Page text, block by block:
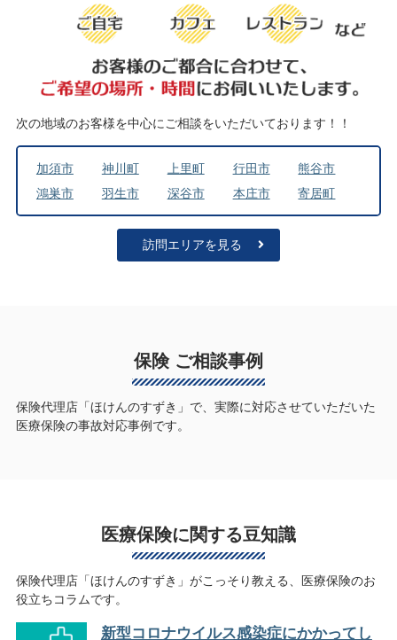
次の地域のお客様を中心にご相談をいただいております！！
加須市 神川町 上里町 行田市
熊谷市
鴻巣市
羽生市 深谷市 本庄市 寄居町
訪問エリアを見る
保険 ご相談事例
保険代理店「ほけんのすずき」で、実際に対応させていただいた
医療保険の事故対応事例です。
医療保険に関する豆知識
保険代理店「ほけんのすずき」がこっそり教える、医療保険のお
役立ちコラムです。
新型コロナウイルス感染症にかかってし